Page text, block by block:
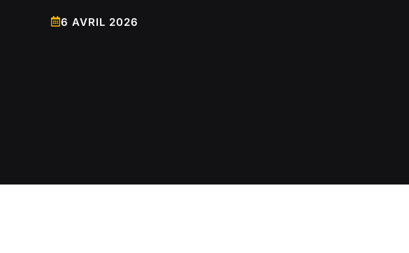
6 AVRIL 2026